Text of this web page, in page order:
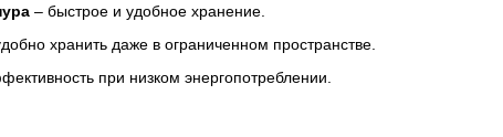
– быстрое и удобное хранение.
хранить даже в ограниченном пространстве.
при низком энергопотреблении.